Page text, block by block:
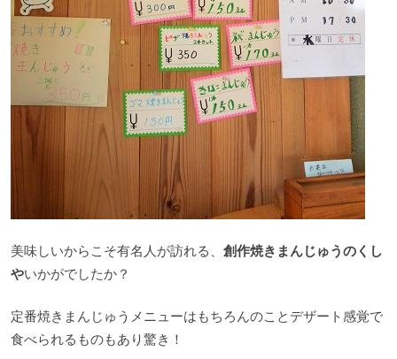
美味しいからこそ有名人が訪れる、 創作焼きまんじゅうのくし
やいかがでしたか？
定番焼きまんじゅうメニューはもちろんのことデザート感覚で
食べられるものもあり驚き！